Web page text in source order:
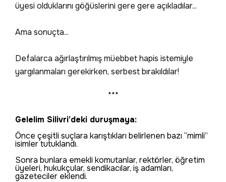
üyesi olduklarını göğüslerini gere gere açıkladılar...
Ama sonuçta...
Defalarca ağırlaştırılmış müebbet hapis istemiyle
yargılanmaları gerekirken, serbest bırakıldılar!
***
Gelelim Silivri’deki duruşmaya:
Önce çeşitli suçlara karıştıkları belirlenen bazı “mimli”
isimler tutuklandı.
Sonra bunlara emekli komutanlar, rektörler, öğretim
üyeleri, hukukçular, sendikacılar, iş adamları,
gazeteciler eklendi.